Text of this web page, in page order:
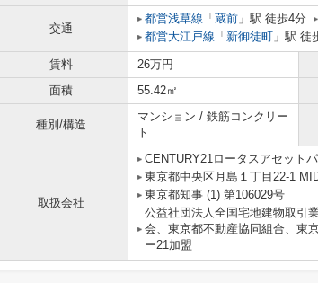
交通
都営浅草線 「 蔵前 」駅 徒歩4分
都営大江戸線 「 新御徒町 」駅 徒
賃料 26万円
面積
55.42㎡
種別/構造
マンション / 鉄筋コンクリー
ト
取扱会社
CENTURY21ロータスアセット
東京都中央区月島１丁目22-1
東京都知事 (1) 第106029号
公益社団法人全国宅地建物取引
会、東京都不動産協同組合、東
ー21加盟